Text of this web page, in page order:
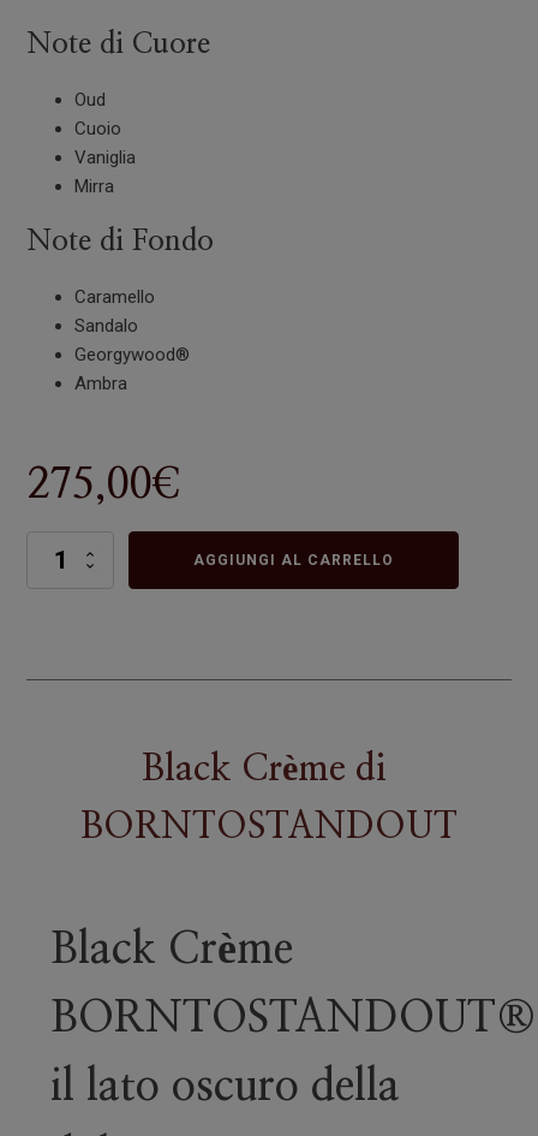
Note di Cuore
Oud
Cuoio
Vaniglia
Mirra
Note di Fondo
Caramello
Sandalo
Georgywood®
Ambra
275,00€
Black
AGGIUNGI AL CARRELLO
Black Crème di
BORNTOSTANDOUT
Black Crème
il lato oscuro della